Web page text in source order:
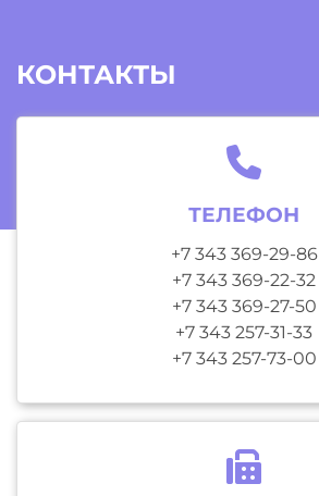
КОНТАКТЫ
ТЕЛЕФОН
+7 343 369-29-86
+7 343 369-22-32
+7 343 369-27-50
+7 343 257-31-33
+7 343 257-73-00